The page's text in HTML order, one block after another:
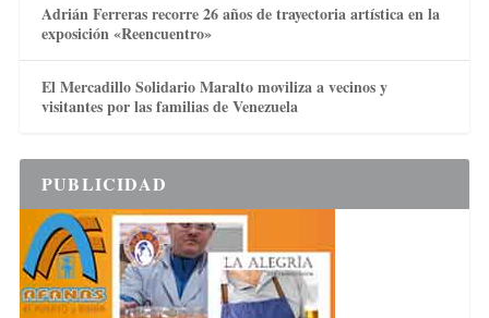
Adrián Ferreras recorre 26 años de trayectoria artística en la
exposición «Reencuentro»
El Mercadillo Solidario Maralto moviliza a vecinos y
visitantes por las familias de Venezuela
PUBLICIDAD